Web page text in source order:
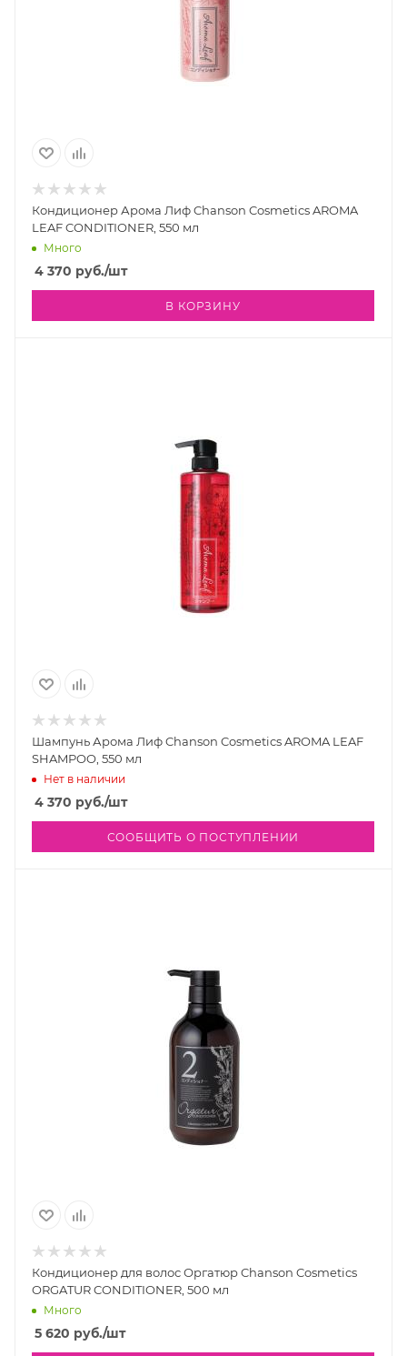
Кондиционер Арома Лиф Chanson Cosmetics AROMA
LEAF CONDITIONER, 550 мл
Много
4 370 руб./шт
В КОРЗИНУ
Шампунь Арома Лиф Chanson Cosmetics AROMA LEAF
SHAMPOO, 550 мл
Нет в наличии
4 370 руб./шт
СООБЩИТЬ О ПОСТУПЛЕНИИ
Кондиционер для волос Оргатюр Chanson Cosmetics
ORGATUR CONDITIONER, 500 мл
Много
5 620 руб./шт